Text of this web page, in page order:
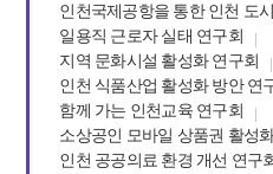
인천국제공항을 통한 인천 도
일용직 근로자 실태 연구회
지역 문화시설 활성화 연구회
인천 식품산업 활성화 방안 연
함께 가는 인천교육 연구회
소상공인 모바일 상품권 활성
인천 공공의료 환경 개선 연구